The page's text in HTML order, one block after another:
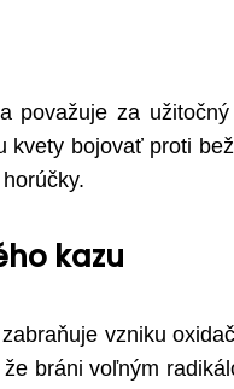
považuje za
kvety bojovať proti
kazu
vzniku
bráni voľným